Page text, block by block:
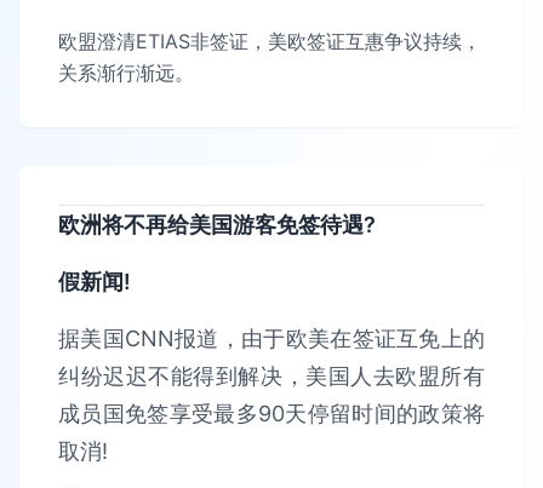
欧盟澄清ETIAS非签证，美欧签证互惠争议持续，
关系渐行渐远。
欧洲将不再给美国游客免签待遇?
假新闻!
据美国CNN报道，由于欧美在签证互免上的
纠纷迟迟不能得到解决，美国人去欧盟所有
成员国免签享受最多90天停留时间的政策将
取消!